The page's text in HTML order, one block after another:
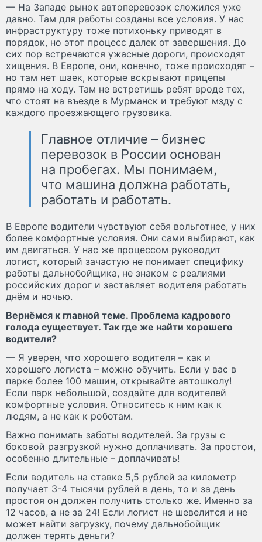
— На Западе рынок автоперевозок сложился уже
давно. Там для работы созданы все условия. У нас
инфраструктуру тоже потихоньку приводят в
порядок, но этот процесс далек от завершения. До
сих пор встречаются ужасные дороги, происходят
хищения. В Европе, они, конечно, тоже происходят –
но там нет шаек, которые вскрывают прицепы
прямо на ходу. Там не встретишь ребят вроде тех,
что стоят на въезде в Мурманск и требуют мзду с
каждого проезжающего грузовика.
Главное отличие – бизнес
перевозок в России основан
на пробегах. Мы понимаем,
что машина должна работать,
работать и работать.
В Европе водители чувствуют себя вольготнее, у них
более комфортные условия. Они сами выбирают, как
им двигаться. У нас же процессом руководит
логист, который зачастую не понимает специфику
работы дальнобойщика, не знаком с реалиями
российских дорог и заставляет водителя работать
днём и ночью.
Вернёмся к главной теме. Проблема кадрового
голода существует. Так где же найти хорошего
водителя?
— Я уверен, что хорошего водителя – как и
хорошего логиста – можно обучить. Если у вас в
парке более 100 машин, открывайте автошколу!
Если парк небольшой, создайте для водителей
комфортные условия. Относитесь к ним как к
людям, а не как к роботам.
Важно понимать заботы водителей. За грузы с
боковой разгрузкой нужно доплачивать. За простои,
особенно длительные – доплачивать!
Если водитель на ставке 5,5 рублей за километр
получает 3-4 тысячи рублей в день, то и за день
простоя он должен получить столько же. Именно за
12 часов, а не за 24! Если логист не шевелится и не
может найти загрузку, почему дальнобойщик
должен терять деньги?